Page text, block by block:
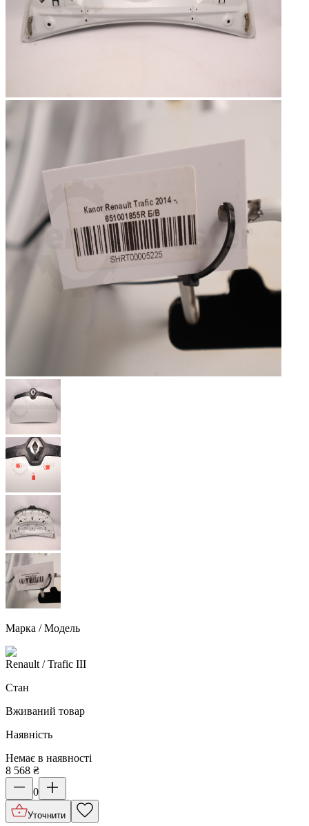
Марка / Модель
Renault / Trafic III
Стан
Вживаний товар
Наявність
Немає в наявності
8 568 ₴
0
Уточнити